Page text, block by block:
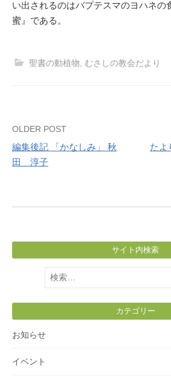
い出されるのはバプテスマのヨハネの
蜜』である。
聖書の動植物 むさしの教会だより
Post
navigation
OLDER POST
編集後記 「かなしみ」 秋
田 淳子
たよ
サイト内検索
検
索:
カテゴリー
お知らせ
イベント